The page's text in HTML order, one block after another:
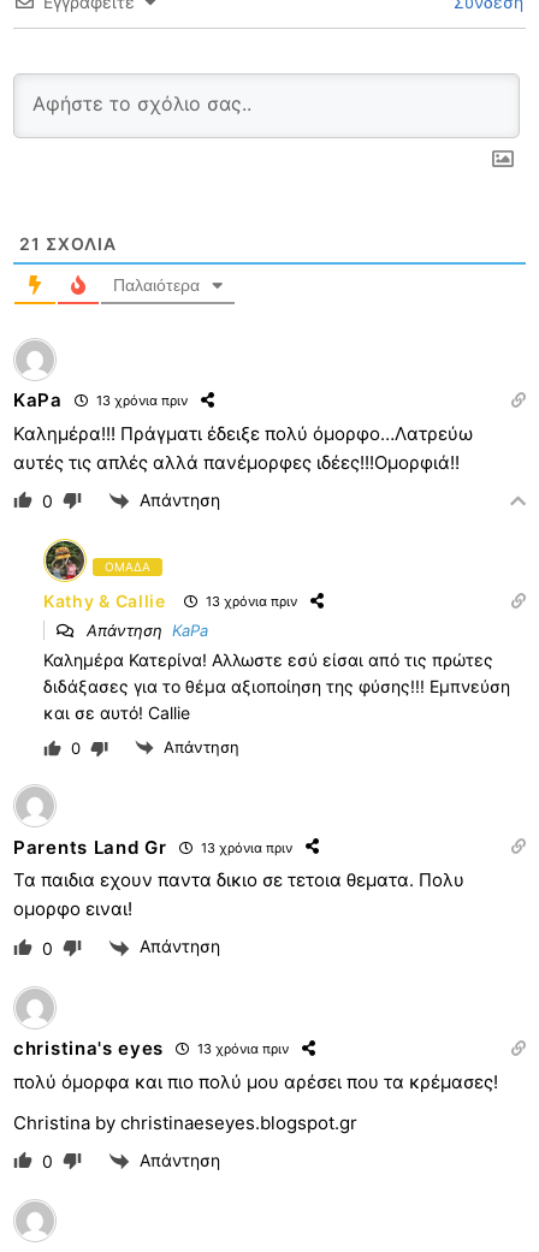
21 ΣΧΌΛΙΑ
Παλαιότερα
KaPa 13 χρόνια πριν
Καλημέρα!!! Πράγματι έδειξε πολύ όμορφο…Λατρεύω
αυτές τις απλές αλλά πανέμορφες ιδέες!!!Ομορφιά!!
0 Απάντηση
ΟΜΑΔΑ
Kathy & Callie 13 χρόνια πριν
Απάντηση KaPa
Καλημέρα Κατερίνα! Αλλωστε εσύ είσαι από τις πρώτες
διδάξασες για το θέμα αξιοποίηση της φύσης!!! Εμπνεύση
και σε αυτό! Callie
0 Απάντηση
Parents Land Gr 13 χρόνια πριν
Τα παιδια εχουν παντα δικιο σε τετοια θεματα. Πολυ
ομορφο ειναι!
0 Απάντηση
christina's eyes 13 χρόνια πριν
πολύ όμορφα και πιο πολύ μου αρέσει που τα κρέμασες!
Christina by christinaeseyes.blogspot.gr
0 Απάντηση